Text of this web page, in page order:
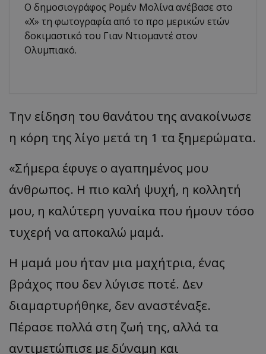
Ο δημοσιογράφος Ρομέν Μολίνα ανέβασε στο
«X» τη φωτογραφία από το προ μερικών ετών
δοκιμαστικό του Γιαν Ντιομαντέ στον
Ολυμπιακό.
Την είδηση του θανάτου της ανακοίνωσε
η κόρη της λίγο μετά τη 1 τα ξημερώματα.
«Σήμερα έφυγε ο αγαπημένος μου
άνθρωπος. Η πιο καλή ψυχή, η κολλητή
μου, η καλύτερη γυναίκα που ήμουν τόσο
τυχερή να αποκαλώ μαμά.
Η μαμά μου ήταν μια μαχήτρια, ένας
βράχος που δεν λύγισε ποτέ. Δεν
διαμαρτυρήθηκε, δεν αναστέναξε.
Πέρασε πολλά στη ζωή της, αλλά τα
αντιμετώπισε με δύναμη και